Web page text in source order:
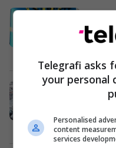
Janë
Telegrafi asks
your personal
Personalised
content
services